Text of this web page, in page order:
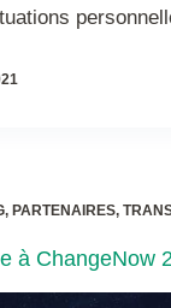
, PARTENAIRES,
à ChangeNow